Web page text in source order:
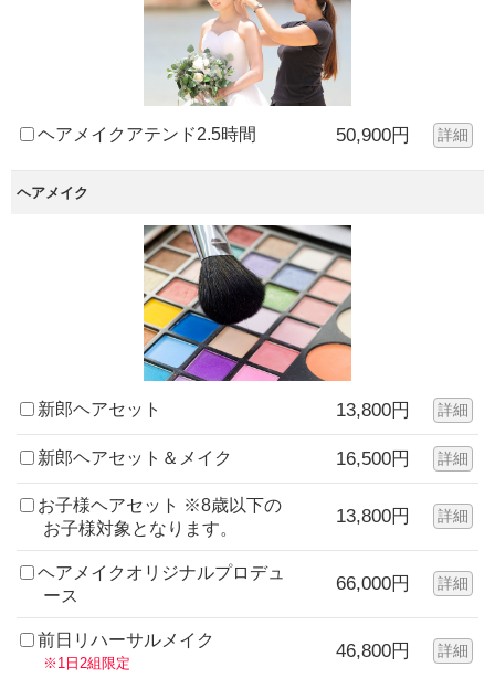
ヘアメイクアテンド2.5時間 50,900円 詳細
ヘアメイク
新郎ヘアセット 13,800円 詳細
新郎ヘアセット＆メイク 16,500円 詳細
お子様ヘアセット ※8歳以下の
お子様対象となります。
13,800円 詳細
ヘアメイクオリジナルプロデュ
ース
66,000円 詳細
前日リハーサルメイク
※1日2組限定
46,800円 詳細